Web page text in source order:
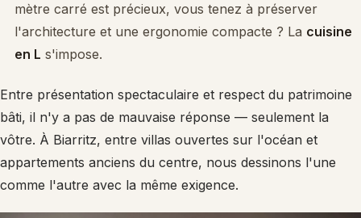
mètre carré est précieux, vous tenez à préserver
l'architecture et une ergonomie compacte ? La cuisine
en L s'impose.
Entre présentation spectaculaire et respect du patrimoine
bâti, il n'y a pas de mauvaise réponse — seulement la
vôtre. À Biarritz, entre villas ouvertes sur l'océan et
appartements anciens du centre, nous dessinons l'une
comme l'autre avec la même exigence.